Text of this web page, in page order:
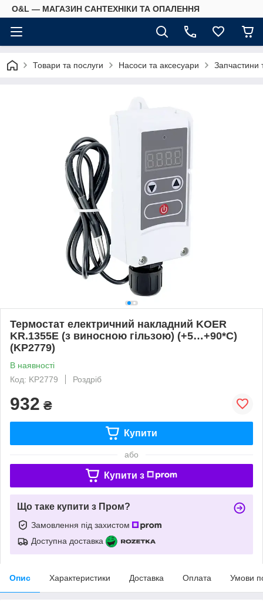
O&L — МАГАЗИН САНТЕХНІКИ ТА ОПАЛЕННЯ
Товари та послуги Насоси та аксесуари Запчастини
Термостат електричний накладний KOER
KR.1355E (з виносною гільзою) (+5…+90*C)
(KP2779)
В наявності
Код: KP2779
Роздріб
932 ₴
Купити
або
Купити з
Що таке купити з Пром?
Замовлення під захистом
Доступна доставка
Опис Характеристики Доставка Оплата Умови